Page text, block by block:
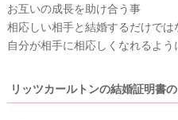
お互いの成長を助け合う事
相応しい相手と結婚するだけでは
自分が相手に相応しくなれるよう
リッツカールトンの結婚証明書